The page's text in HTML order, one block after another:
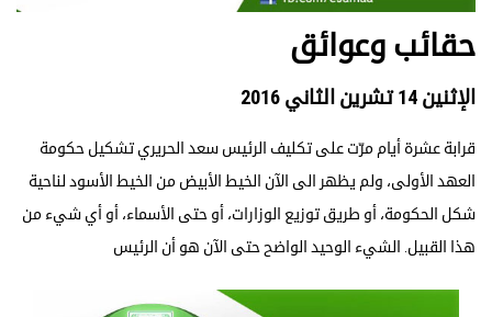
حقائب وعوائق
الإثنين 14 تشرين الثاني 2016
قرابة عشرة أيام مرّت على تكليف الرئيس سعد الحريري تشكيل حكومة
العهد الأولى، ولم يظهر الى الآن الخيط الأبيض من الخيط الأسود لناحية
شكل الحكومة، أو طريق توزيع الوزارات، أو حتى الأسماء، أو أي شيء من
هذا القبيل. الشيء الوحيد الواضح حتى الآن هو أن الرئيس